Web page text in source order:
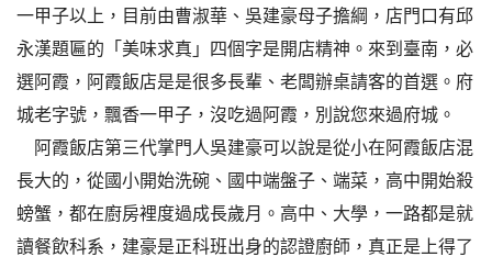
一甲子以上，目前由曹淑華、吳建豪母子擔綱，店門口有邱
永漢題匾的「美味求真」四個字是開店精神。來到臺南，必
選阿霞，阿霞飯店是是很多長輩、老闆辦桌請客的首選。府
城老字號，飄香一甲子，沒吃過阿霞，別說您來過府城。
阿霞飯店第三代掌門人吳建豪可以說是從小在阿霞飯店混
長大的，從國小開始洗碗、國中端盤子、端菜，高中開始殺
螃蟹，都在廚房裡度過成長歲月。高中、大學，一路都是就
讀餐飲科系，建豪是正科班出身的認證廚師，真正是上得了